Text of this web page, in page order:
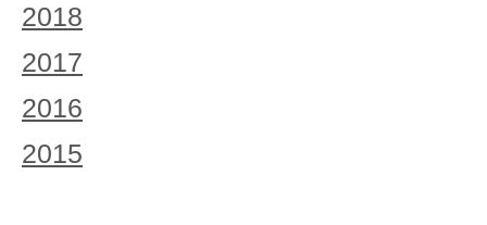
2018
2017
2016
2015